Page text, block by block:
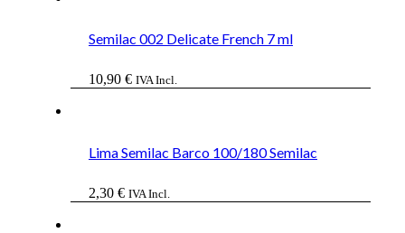
Semilac 002 Delicate French 7 ml
10,90 € IVA Incl.
Lima Semilac Barco 100/180 Semilac
2,30 € IVA Incl.